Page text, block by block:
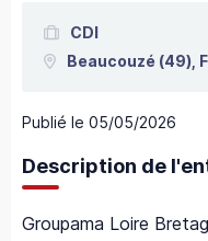
CDI
Beaucouzé (49),
Publié le 05/05/2026
Description de
Groupama Loire